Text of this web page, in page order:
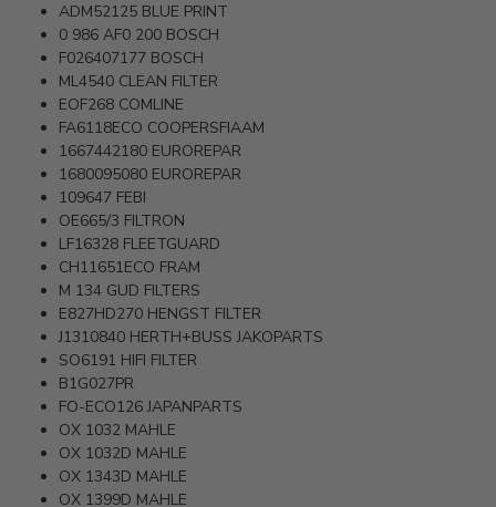
ADM52125 BLUE PRINT
0 986 AF0 200 BOSCH
F026407177 BOSCH
ML4540 CLEAN FILTER
EOF268 COMLINE
FA6118ECO COOPERSFIAAM
1667442180 EUROREPAR
1680095080 EUROREPAR
109647 FEBI
OE665/3 FILTRON
LF16328 FLEETGUARD
CH11651ECO FRAM
M 134 GUD FILTERS
E827HD270 HENGST FILTER
J1310840 HERTH+BUSS JAKOPARTS
SO6191 HIFI FILTER
B1G027PR
FO-ECO126 JAPANPARTS
OX 1032 MAHLE
OX 1032D MAHLE
OX 1343D MAHLE
OX 1399D MAHLE